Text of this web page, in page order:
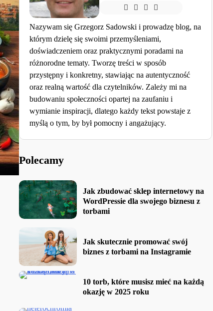
Nazywam się Grzegorz Sadowski i prowadzę blog, na
którym dzielę się swoimi przemyśleniami,
doświadczeniem oraz praktycznymi poradami na
różnorodne tematy. Tworzę treści w sposób
przystępny i konkretny, stawiając na autentyczność
oraz realną wartość dla czytelników. Zależy mi na
budowaniu społeczności opartej na zaufaniu i
wymianie inspiracji, dlatego każdy tekst powstaje z
myślą o tym, by był pomocny i angażujący.
Polecamy
Jak zbudować sklep internetowy na
WordPressie dla swojego biznesu z
torbami
Jak skutecznie promować swój
biznes z torbami na Instagramie
10 torb, które musisz mieć na każdą
okazję w 2025 roku